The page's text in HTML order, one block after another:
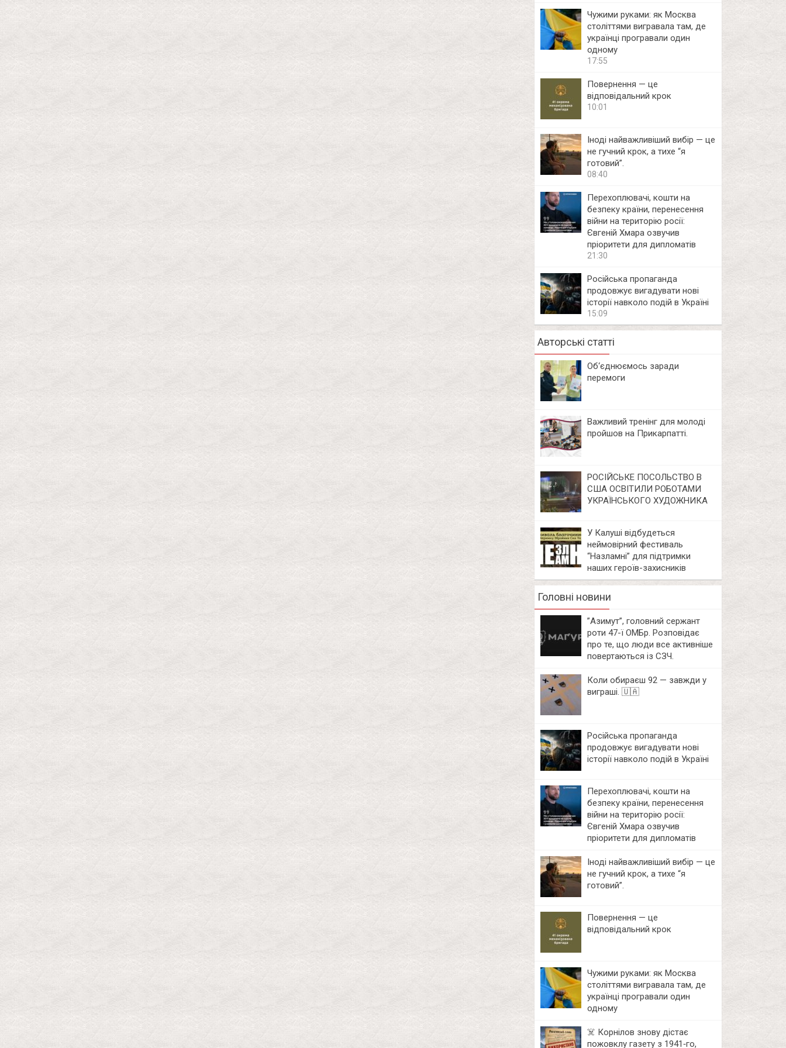
Чужими руками: як Москва
століттями вигравала там, де
українці програвали один
одному
17:55
Повернення — це
відповідальний крок
10:01
Іноді найважливіший вибір — це
не гучний крок, а тихе “я
готовий”.
08:40
Перехоплювачі, кошти на
безпеку країни, перенесення
війни на територію росії:
Євгеній Хмара озвучив
пріоритети для дипломатів
21:30
Російська пропаганда
продовжує вигадувати нові
історії навколо подій в Україні
15:09
Авторські статті
Об‘єднюємось заради
перемоги
Важливий тренінг для молоді
пройшов на Прикарпатті.
РОСІЙСЬКЕ ПОСОЛЬСТВО В
США ОСВІТИЛИ РОБОТАМИ
УКРАЇНСЬКОГО ХУДОЖНИКА
У Калуші відбудеться
неймовірний фестиваль
“Назламні” для підтримки
наших героїв-захисників
Головні новини
⁨”Азимут”, головний сержант
роти 47-ї ОМБр. Розповідає
про те, що люди все активніше
повертаються із СЗЧ.
Коли обираєш 92 — завжди у
виграші. 🇺🇦
Російська пропаганда
продовжує вигадувати нові
історії навколо подій в Україні
Перехоплювачі, кошти на
безпеку країни, перенесення
війни на територію росії:
Євгеній Хмара озвучив
пріоритети для дипломатів
Іноді найважливіший вибір — це
не гучний крок, а тихе “я
готовий”.
Повернення — це
відповідальний крок
Чужими руками: як Москва
століттями вигравала там, де
українці програвали один
одному
☠️ Корнілов знову дістає
пожовклу газету з 1941‑го,